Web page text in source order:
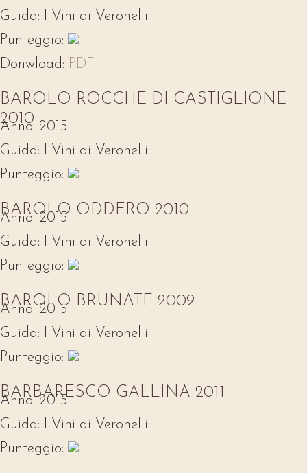
Guida:
I Vini di Veronelli
Punteggio:
Donwload: PDF
BAROLO ROCCHE DI CASTIGLIONE
2010
Anno: 2015
Guida:
I Vini di Veronelli
Punteggio:
BAROLO ODDERO 2010
Anno: 2015
Guida:
I Vini di Veronelli
Punteggio:
BAROLO BRUNATE 2009
Anno: 2015
Guida:
I Vini di Veronelli
Punteggio:
BARBARESCO GALLINA 2011
Anno: 2015
Guida:
I Vini di Veronelli
Punteggio: